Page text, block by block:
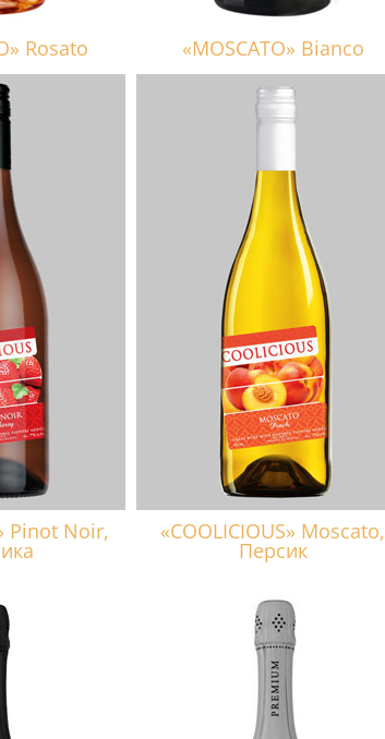
Rosato «MOSCATO» Bianco
Pinot Noir, «COOLICIOUS» Moscato,
Персик